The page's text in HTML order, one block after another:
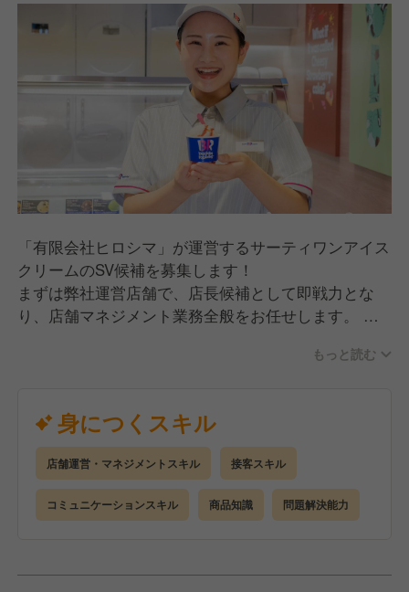
「有限会社ヒロシマ」が運営するサーティワンアイス
クリームのSV候補を募集します！
まずは弊社運営店舗で、店長候補として即戦力とな
り、店舗マネジメント業務全般をお任せします。
■ 店舗清掃・修繕維持管理
■ スタッフコミュニケーション、シフト作成
■ スタッフのスキルアップ・教育
■ 採用活動（募集掲出、受付、面接など）
■ SC事務所や近隣店舗との連携
もっと読む
身につくスキル
店舗運営・マネジメントスキル 接客スキル
コミュニケーションスキル 商品知識 問題解決能力